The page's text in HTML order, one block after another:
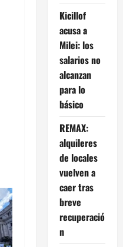
Kicillof
acusa a
Milei: los
salarios no
alcanzan
para lo
básico
REMAX:
alquileres
de locales
vuelven a
caer tras
breve
recuperació
n